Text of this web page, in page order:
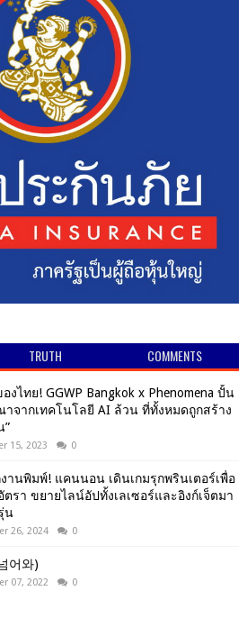
TRUTH COMMENTS
องไทย! GGWP Bangkok x Phenomena ปั้น
จากเทคโนโลยี AI ล้วน ที่ทั้งหมดถูกสร้าง
”
15, 2023 0
านพิมพ์! แคนนอน เดินเกมรุกพรินเตอร์เพื่อ
ตรา ขยายไลน์อัปทั้งเลเซอร์และอิงก์เจ็ตมา
น
26, 2024 0
어와)
07, 2022 0